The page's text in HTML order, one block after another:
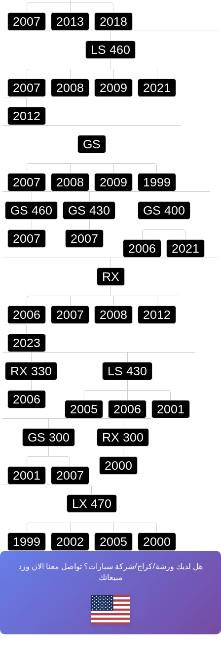
2007 2013 2018
LS 460
2007 2008 2009 2021
2012
GS
2007 2008 2009 1999
GS 460
2007
GS 430
2007
GS 400
2006 2021
RX
2006 2007 2008 2012
2023
RX 330
2006
LS 430
2005 2006 2001
GS 300
2001 2007
RX 300
2000
LX 470
1999 2002 2005 2000
هل لديك ورشة/كراج/شركة سيارات؟ تواصل معنا الان وزد
مبيعاتك